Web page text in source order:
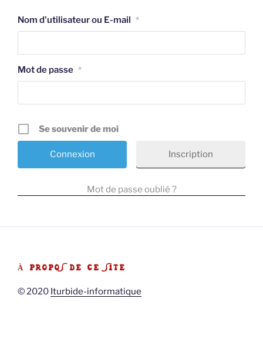
Nom d'utilisateur ou E-mail *
Mot de passe *
Se souvenir de moi
Inscription
Mot de passe oublié ?
À PROPOS DE CE SITE
© 2020 Iturbide-informatique